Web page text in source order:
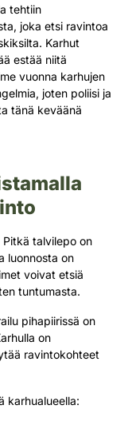
tehtiin
joka etsi ravintoa
Karhut
estää niitä
vuonna karhujen
joten poliisi ja
tänä keväänä
Pitkä talvilepo on
luonnosta on
voivat etsiä
tuntumasta.
pihapiirissä on
on
ravintokohteet
karhualueella: